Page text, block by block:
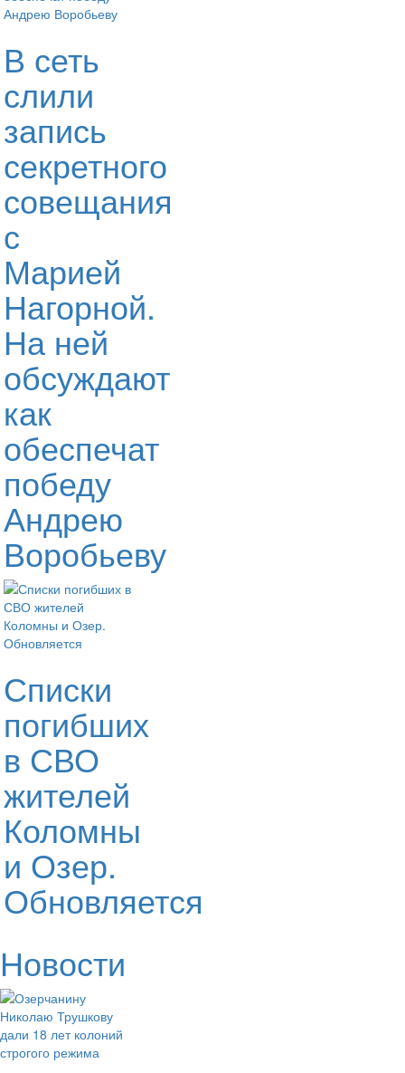
В сеть
слили
запись
секретного
совещания
с
Марией
Нагорной.
На ней
обсуждают
как
обеспечат
победу
Андрею
Воробьеву
Списки
погибших
в СВО
жителей
Коломны
и Озер.
Обновляется
Новости